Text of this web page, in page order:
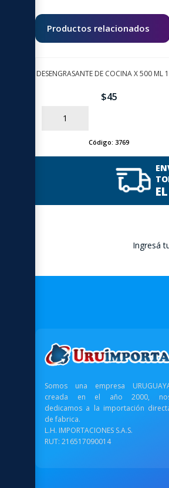
Productos relacionados
DESENGRASANTE DE COCINA X 500 ML
$45
AÑADIR
Código:3769
Ingresá
Somos una empresa
creada en el año 2000,
dedicamos a la importación
de fabrica.
L.H. IMPORTACIONES S.A.S.
RUT: 216517090014